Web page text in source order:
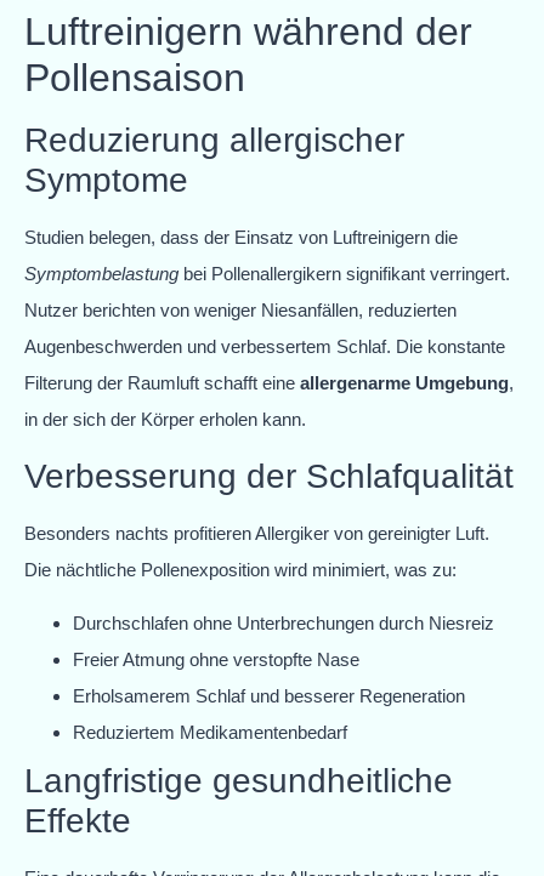
Luftreinigern während der
Pollensaison
Reduzierung allergischer
Symptome
Studien belegen, dass der Einsatz von Luftreinigern die
Symptombelastung bei Pollenallergikern signifikant verringert.
Nutzer berichten von weniger Niesanfällen, reduzierten
Augenbeschwerden und verbessertem Schlaf. Die konstante
Filterung der Raumluft schafft eine allergenarme Umgebung,
in der sich der Körper erholen kann.
Verbesserung der Schlafqualität
Besonders nachts profitieren Allergiker von gereinigter Luft.
Die nächtliche Pollenexposition wird minimiert, was zu:
Durchschlafen ohne Unterbrechungen durch Niesreiz
Freier Atmung ohne verstopfte Nase
Erholsamerem Schlaf und besserer Regeneration
Reduziertem Medikamentenbedarf
Langfristige gesundheitliche
Effekte